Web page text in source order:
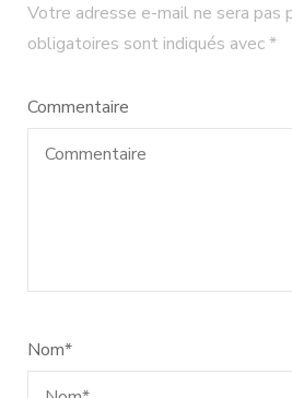
Votre adresse e-mail ne sera pas
obligatoires sont indiqués avec*
Commentaire
Nom*